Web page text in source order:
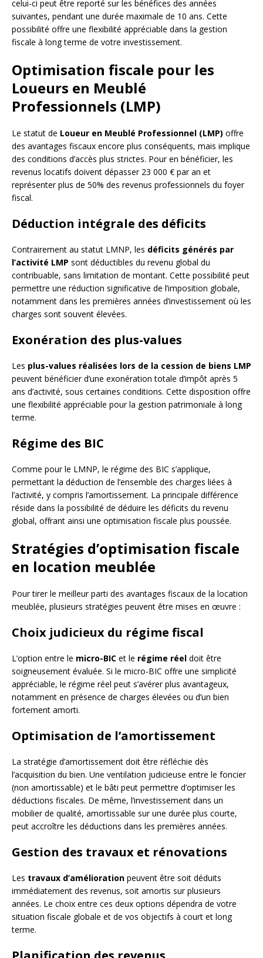
celui-ci peut être reporté sur les bénéfices des années
suivantes, pendant une durée maximale de 10 ans. Cette
possibilité offre une flexibilité appréciable dans la gestion
fiscale à long terme de votre investissement.
Optimisation fiscale pour les
Loueurs en Meublé
Professionnels (LMP)
Le statut de Loueur en Meublé Professionnel (LMP) offre
des avantages fiscaux encore plus conséquents, mais implique
des conditions d’accès plus strictes. Pour en bénéficier, les
revenus locatifs doivent dépasser 23 000 € par an et
représenter plus de 50% des revenus professionnels du foyer
fiscal.
Déduction intégrale des déficits
Contrairement au statut LMNP, les déficits générés par
l’activité LMP sont déductibles du revenu global du
contribuable, sans limitation de montant. Cette possibilité peut
permettre une réduction significative de l’imposition globale,
notamment dans les premières années d’investissement où les
charges sont souvent élevées.
Exonération des plus-values
Les plus-values réalisées lors de la cession de biens LMP
peuvent bénéficier d’une exonération totale d’impôt après 5
ans d’activité, sous certaines conditions. Cette disposition offre
une flexibilité appréciable pour la gestion patrimoniale à long
terme.
Régime des BIC
Comme pour le LMNP, le régime des BIC s’applique,
permettant la déduction de l’ensemble des charges liées à
l’activité, y compris l’amortissement. La principale différence
réside dans la possibilité de déduire les déficits du revenu
global, offrant ainsi une optimisation fiscale plus poussée.
Stratégies d’optimisation fiscale
en location meublée
Pour tirer le meilleur parti des avantages fiscaux de la location
meublée, plusieurs stratégies peuvent être mises en œuvre :
Choix judicieux du régime fiscal
L’option entre le micro-BIC et le régime réel doit être
soigneusement évaluée. Si le micro-BIC offre une simplicité
appréciable, le régime réel peut s’avérer plus avantageux,
notamment en présence de charges élevées ou d’un bien
fortement amorti.
Optimisation de l’amortissement
La stratégie d’amortissement doit être réfléchie dès
l’acquisition du bien. Une ventilation judicieuse entre le foncier
(non amortissable) et le bâti peut permettre d’optimiser les
déductions fiscales. De même, l’investissement dans un
mobilier de qualité, amortissable sur une durée plus courte,
peut accroître les déductions dans les premières années.
Gestion des travaux et rénovations
Les travaux d’amélioration peuvent être soit déduits
immédiatement des revenus, soit amortis sur plusieurs
années. Le choix entre ces deux options dépendra de votre
situation fiscale globale et de vos objectifs à court et long
terme.